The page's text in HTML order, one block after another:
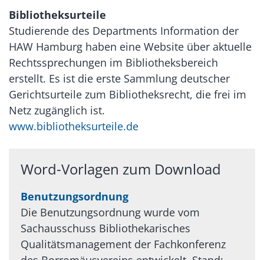
Bibliotheksurteile
Studierende des Departments Information der
HAW Hamburg haben eine Website über aktuelle
Rechtssprechungen im Bibliotheksbereich
erstellt. Es ist die erste Sammlung deutscher
Gerichtsurteile zum Bibliotheksrecht, die frei im
Netz zugänglich ist.
www.bibliotheksurteile.de
Word-Vorlagen zum Download
Benutzungsordnung
Die Benutzungsordnung wurde vom
Sachausschuss Bibliothekarisches
Qualitätsmanagement der Fachkonferenz